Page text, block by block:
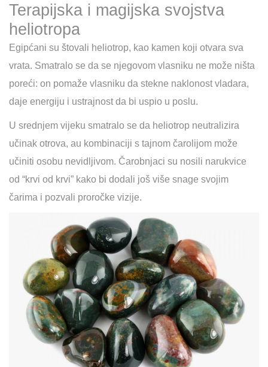
Terapijska i magijska svojstva
heliotropa
Egipćani su štovali heliotrop, kao kamen koji otvara sva
vrata. Smatralo se da se njegovom vlasniku ne može ništa
poreći: on pomaže vlasniku da stekne naklonost vladara,
daje energiju i ustrajnost da bi uspio u poslu.
U srednjem vijeku smatralo se da heliotrop neutralizira
učinak otrova, au kombinaciji s tajnom čarolijom može
učiniti osobu nevidljivom. Čarobnjaci su nosili narukvice
od “krvi od krvi” kako bi dodali još više snage svojim
čarima i pozvali proročke vizije.